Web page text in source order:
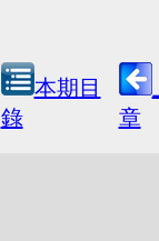
本期目
錄
章